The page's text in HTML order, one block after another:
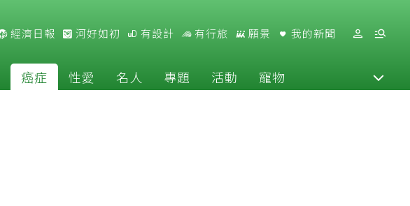
經濟日報 河好如初 有設計 有行旅 願景 我的新聞
癌症 性愛 名人 專題 活動 寵物